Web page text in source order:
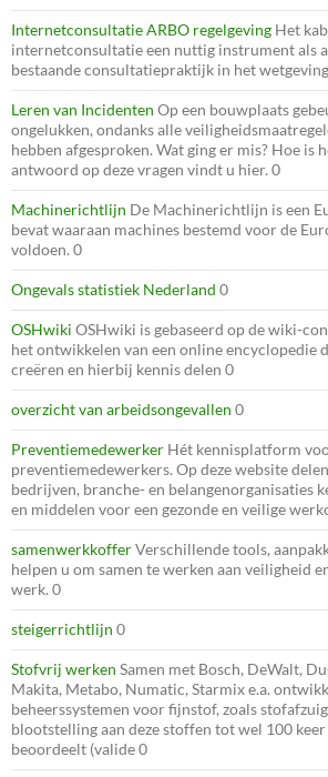
Internetconsultatie ARBO regelgeving Het
internetconsultatie een nuttig instrument als
bestaande consultatiepraktijk in het
Leren van Incidenten Op een bouwplaats
ongelukken, ondanks alle
hebben afgesproken. Wat ging er mis? Hoe is
antwoord op deze vragen vindt u hier. 0
Machinerichtlijn De Machinerichtlijn is een
bevat waaraan machines bestemd voor de
voldoen. 0
Ongevals statistiek Nederland 0
OSHwiki OSHwiki is gebaseerd op de wiki-
het ontwikkelen van een online encyclopedie
creëren en hierbij kennis delen 0
overzicht van arbeidsongevallen 0
Preventiemedewerker Hét kennisplatform
preventiemedewerkers. Op deze website
bedrijven, branche- en belangenorganisaties
en middelen voor een gezonde en veilige
samenwerkkofferVerschillende tools,
helpen u om samen te werken aan veiligheid
werk. 0
steigerrichtlijn 0
Stofvrij werken Samen met Bosch, DeWalt,
Makita, Metabo, Numatic, Starmix e.a.
beheerssystemen voor fijnstof, zoals
blootstelling aan deze stoffen tot wel 100
beoordeelt (valide 0